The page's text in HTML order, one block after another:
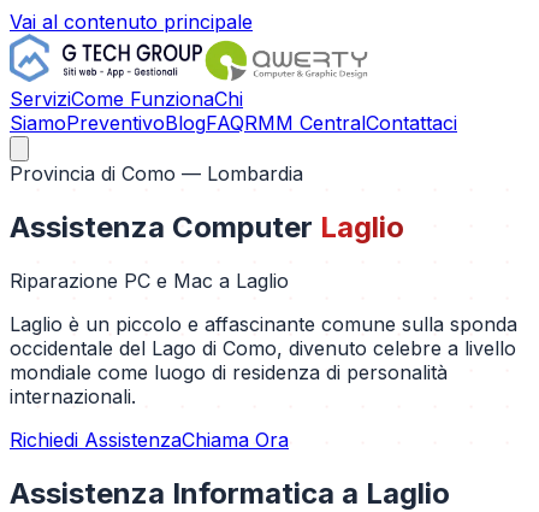
Vai al contenuto principale
ServiziCome FunzionaChi
SiamoPreventivoBlogFAQRMM CentralContattaci
Provincia di Como — Lombardia
Assistenza Computer Laglio
Riparazione PC e Mac a Laglio
Laglio è un piccolo e affascinante comune sulla sponda
occidentale del Lago di Como, divenuto celebre a livello
mondiale come luogo di residenza di personalità
internazionali.
Richiedi AssistenzaChiama Ora
Assistenza Informatica a Laglio